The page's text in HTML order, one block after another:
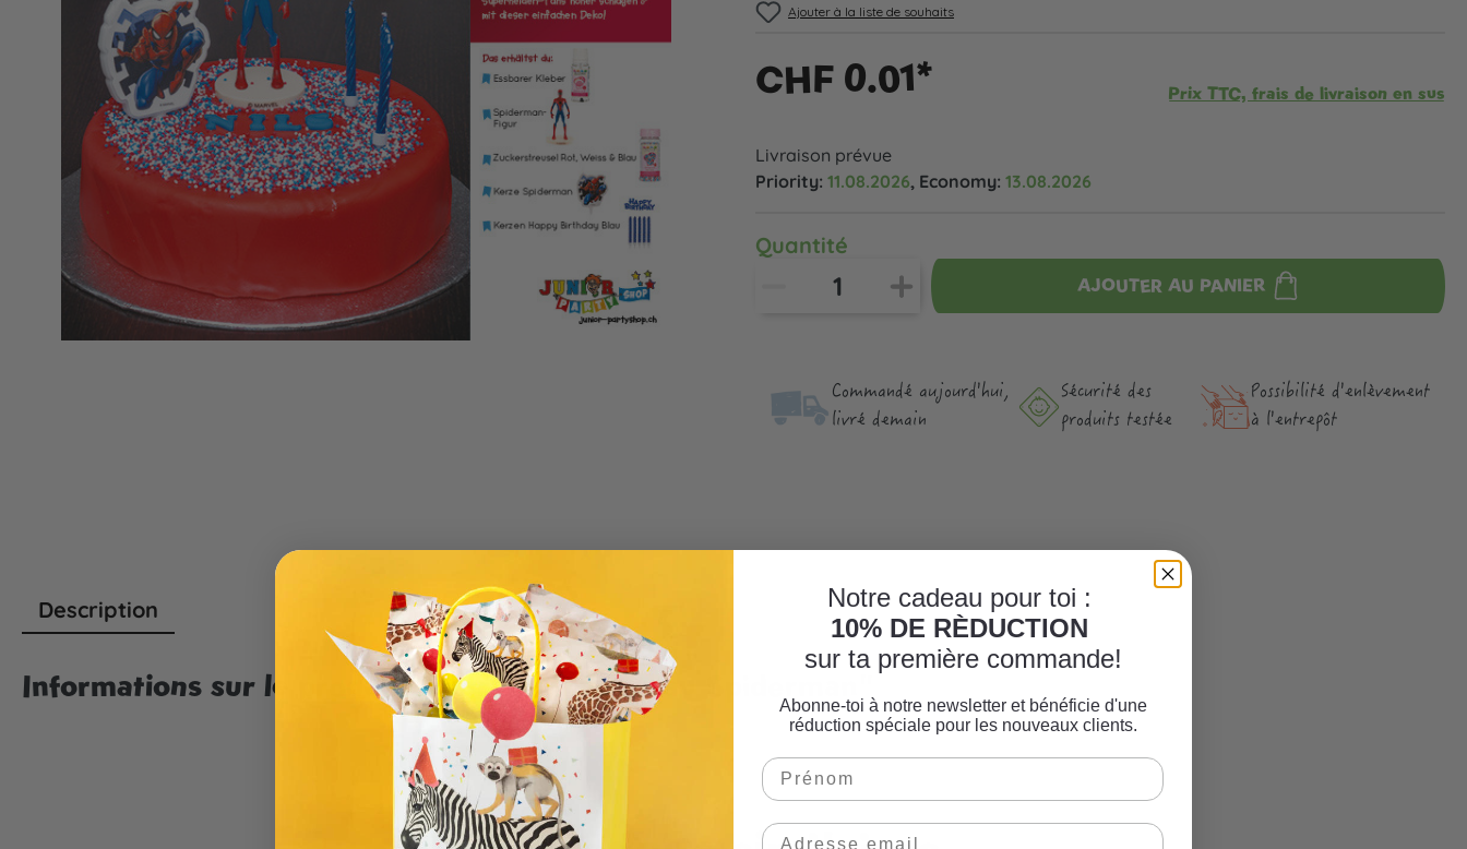
Ajouter à la liste de souhaits
CHF 0.01* Prix TTC, frais de livraison en sus
Livraison prévue
Priority: 11.08.2026, Economy: 13.08.2026
Quantité
AJOUTER AU PANIER
Commandé aujourd'hui,
livré demain
Sécurité des
produits testée
Possibilité d'enlèvement
à l'entrepôt
Description
Informations sur le produit "Instructions gâteau Spiderman"
Notre cadeau pour toi :
10% DE RÈDUCTION
sur ta première commande!
Abonne-toi à notre newsletter et bénéficie d'une
réduction spéciale pour les nouveaux clients.